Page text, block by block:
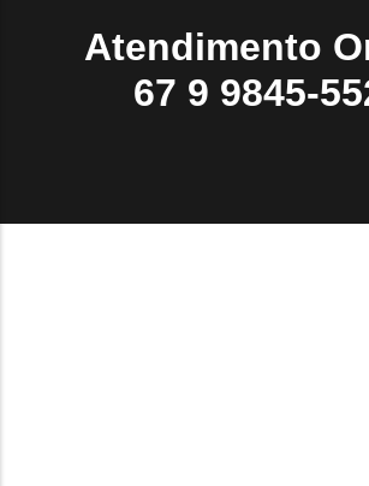
Atendimento
67 9 9845-